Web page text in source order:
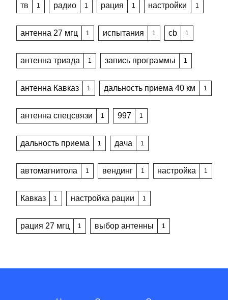
тв 1 радио 1 рация 1 настройки 1
антенна 27 мгц 1 испытания 1 cb 1
антенна триада 1 запись программы 1
антенна Кавказ 1 дальность приема 40 км 1
антенна спецсвязи 1 997 1
дальность приема 1 дача 1
автомагнитола 1 вендинг 1 настройка 1
Кавказ 1 настройка рации 1
рация 27 мгц 1 выбор антенны 1